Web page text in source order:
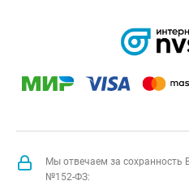
Мы отвечаем за сохранность
№152-ФЗ: